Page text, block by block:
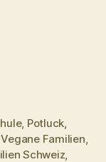
, Potluck,
Vegane Familien,
Schweiz,